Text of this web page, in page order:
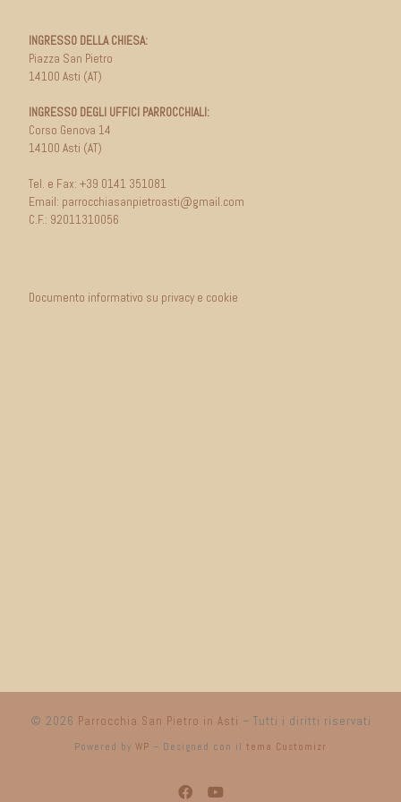
INGRESSO DELLA CHIESA:
Piazza San Pietro
14100 Asti (AT)
INGRESSO DEGLI UFFICI PARROCCHIALI:
Corso Genova 14
14100 Asti (AT)
Tel. e Fax: +39 0141 351081
Email: parrocchiasanpietroasti@gmail.com
C.F.: 92011310056
Documento informativo su privacy e cookie
© 2026 Parrocchia San Pietro in Asti – Tutti i diritti riservati
Powered by WP – Designed con il tema Customizr